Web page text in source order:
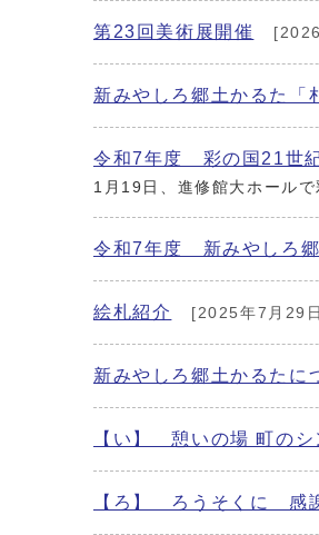
第23回美術展開催
新みやしろ郷土かるた「
令和7年度 彩の国21世
1月19日、進修館大ホール
令和7年度 新みやしろ郷
絵札紹介 [2025年7月29
新みやしろ郷土かるたに
【い】 憩いの場 町のシ
【ろ】 ろうそくに 感